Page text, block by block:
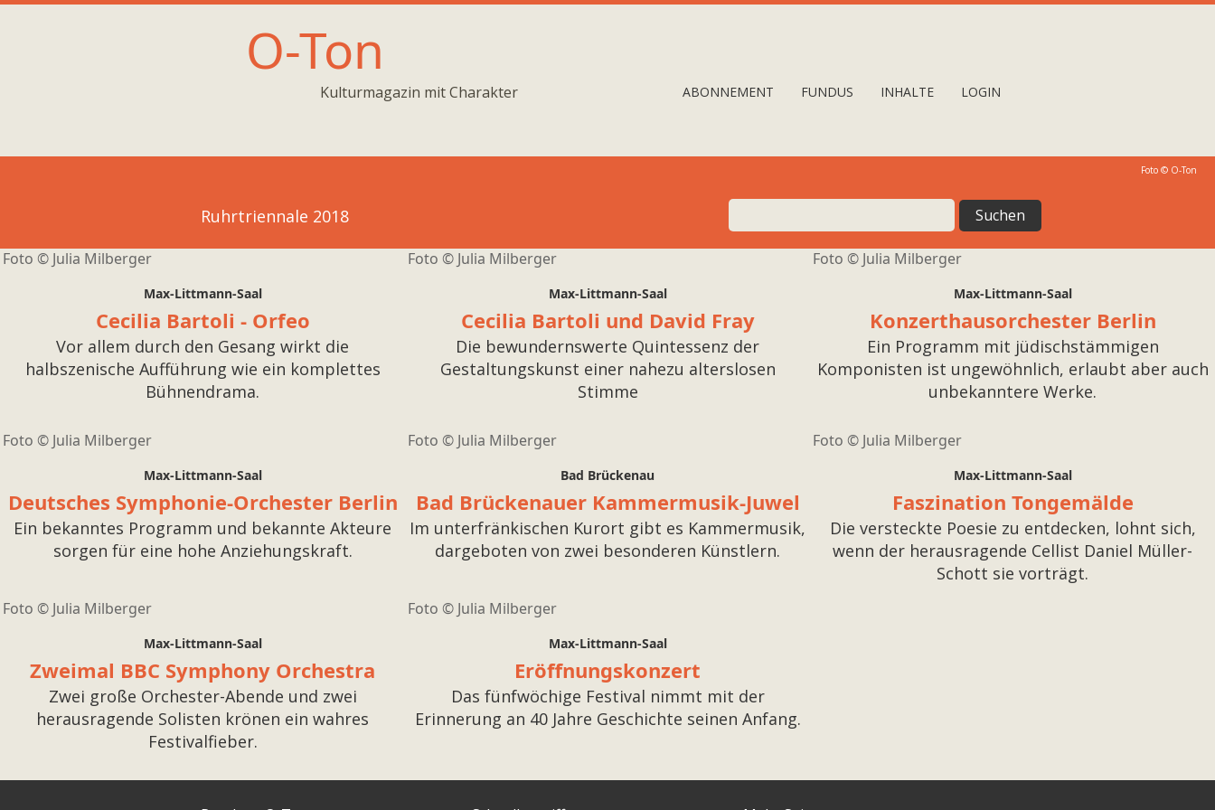
O-Ton
Kulturmagazin mit Charakter ABONNEMENT FUNDUS INHALTE LOGIN
Foto © O-Ton
Ruhrtriennale 2018
Foto © Julia Milberger
Max-Littmann-Saal
Cecilia Bartoli - Orfeo
Vor allem durch den Gesang wirkt die
halbszenische Aufführung wie ein komplettes
Bühnendrama.
Foto © Julia Milberger
Max-Littmann-Saal
Cecilia Bartoli und David Fray
Die bewundernswerte Quintessenz der
Gestaltungskunst einer nahezu alterslosen
Stimme
Foto © Julia Milberger
Max-Littmann-Saal
Konzerthausorchester Berlin
Ein Programm mit jüdischstämmigen
Komponisten ist ungewöhnlich, erlaubt aber auch
unbekanntere Werke.
Foto © Julia Milberger
Max-Littmann-Saal
Deutsches Symphonie-Orchester Berlin
Ein bekanntes Programm und bekannte Akteure
sorgen für eine hohe Anziehungskraft.
Foto © Julia Milberger
Bad Brückenau
Bad Brückenauer Kammermusik-Juwel
Im unterfränkischen Kurort gibt es Kammermusik,
dargeboten von zwei besonderen Künstlern.
Foto © Julia Milberger
Max-Littmann-Saal
Faszination Tongemälde
Die versteckte Poesie zu entdecken, lohnt sich,
wenn der herausragende Cellist Daniel Müller-
Schott sie vorträgt.
Foto © Julia Milberger
Max-Littmann-Saal
Zweimal BBC Symphony Orchestra
Zwei große Orchester-Abende und zwei
herausragende Solisten krönen ein wahres
Festivalfieber.
Foto © Julia Milberger
Max-Littmann-Saal
Eröffnungskonzert
Das fünfwöchige Festival nimmt mit der
Erinnerung an 40 Jahre Geschichte seinen Anfang.